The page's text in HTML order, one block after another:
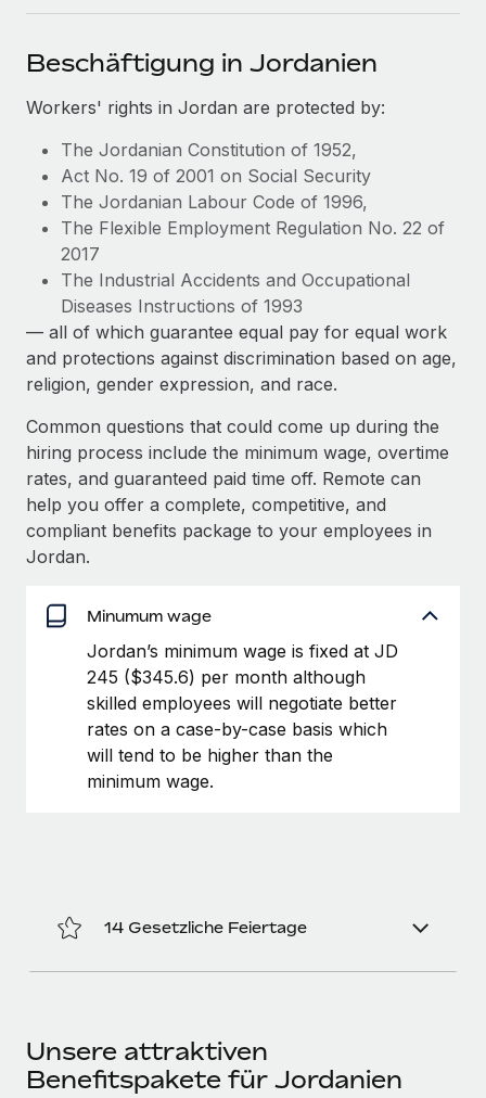
Integrationen
Tools
Frag unsere Expert:innen
Hilfe von Expert:innen für globale HR & Compliance
Background-Checks
Einfacheres Bewerber:innen-Screening
Compliance Watchtower
Lückenlose Compliance
Geräteverwaltung
Globale Bereitstellung und Verfolgung von IT-
Geräten
Gründung von Niederlassungen
Schnelle, rechtssichere Gründung von
Niederlassungen
Mühelose Relocation von Mitarbeiter:innen
Benefits
Mühelose Verwaltung von Benefits
Flexible Einbettung von Global-HR-Funktionen in deine
Partner werden
Entdecke die Möglichkeiten einer Partnerschaft
Remote Build Demnächst verfügbar
Beratung zu Integrationen und KI-Automatisierung
FALLSTUDIEN
So hat der KI-Vorreiter Weaviate sein Team mit
Weaviate auf einen Blick Weaviate entwickelt KI-basierte
Open-Source-Infrastrukturen. Das...
Mehr erfahren
Revolution des Enterprise Contractor
Managements – die Erfolgsgeschichte einer
globalen Content-Agentur mit Remote
Transformation einer weltweit erfolgreichen...
Mehr erfahren
Webinare
Events
Newsroom
Informationen zu Gehältern und Qualifikationen
Hol dir Unterstützung
Alle Ressourcen anzeigen
BLOG
Globale Payroll
EOR und PEO
Contractor Management
Steuern
Den Blog erkunden
Neues zu Remote-Produkten: Integration mit
Gusto und Zero und Contractor Management
Auch im neuen Jahr wollen wir bei Remote Unternehmen
aller Größen dabei unterstützen, die beste...
mit Remote verwaltet
Beschäftigung in Jordanien
Workers' rights in Jordan are protected by:
The Jordanian Constitution of 1952,
Act No. 19 of 2001 on Social Security
The Jordanian Labour Code of 1996,
The Flexible Employment Regulation No. 22 of
2017
The Industrial Accidents and Occupational
Diseases Instructions of 1993
— all of which guarantee equal pay for equal work
and protections against discrimination based on age,
religion, gender expression, and race.
Common questions that could come up during the
hiring process include the minimum wage, overtime
rates, and guaranteed paid time off. Remote can
help you offer a complete, competitive, and
compliant benefits package to your employees in
Jordan.
Minumum wage
Jordan’s minimum wage is fixed at JD
245 ($345.6) per month although
skilled employees will negotiate better
rates on a case-by-case basis which
will tend to be higher than the
minimum wage.
14 Gesetzliche Feiertage
Unsere attraktiven
Benefitspakete für Jordanien